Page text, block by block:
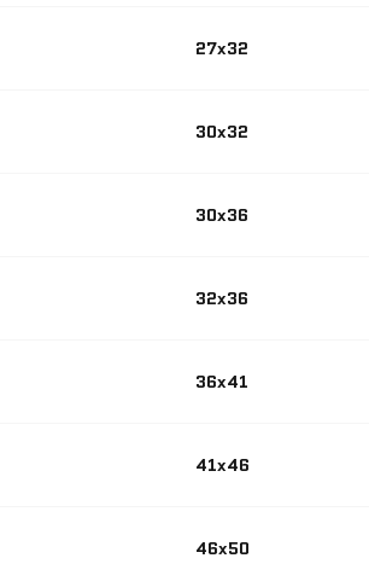
27x32
30x32
30x36
32x36
36x41
41x46
46x50